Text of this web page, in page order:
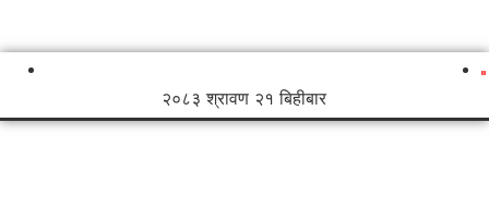
२०८३ श्रावण २१ बिहीबार